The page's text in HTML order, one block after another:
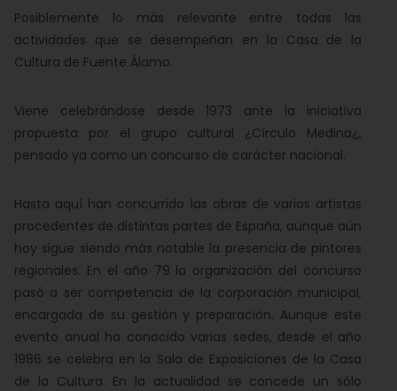
Posiblemente lo más relevante entre todas las
actividades que se desempeñan en la Casa de la
Cultura de Fuente Álamo.
Viene celebrándose desde 1973 ante la iniciativa
propuesta por el grupo cultural ¿Círculo Medina¿,
pensado ya como un concurso de carácter nacional.
Hasta aquí han concurrido las obras de varios artistas
procedentes de distintas partes de España, aunque aún
hoy sigue siendo más notable la presencia de pintores
regionales. En el año 79 la organización del concurso
pasó a ser competencia de la corporación municipal,
encargada de su gestión y preparación. Aunque este
evento anual ha conocido varias sedes, desde el año
1986 se celebra en la Sala de Exposiciones de la Casa
de la Cultura. En la actualidad se concede un sólo